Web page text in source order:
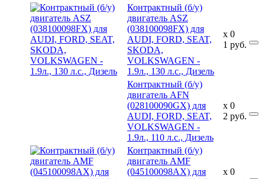
Контрактный (б/у)
двигатель ASZ
(038100098FX) для
AUDI, FORD, SEAT,
SKODA,
VOLKSWAGEN -
1.9л., 130 л.с., Дизель
x
1
0
руб.
Контрактный (б/у)
двигатель AFN
(028100090GX) для
AUDI, FORD, SEAT,
VOLKSWAGEN -
1.9л., 110 л.с., Дизель
x
2
0
руб.
Контрактный (б/у)
двигатель AMF
(045100098AX) для
x 0